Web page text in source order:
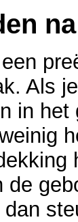
Als
in het
de